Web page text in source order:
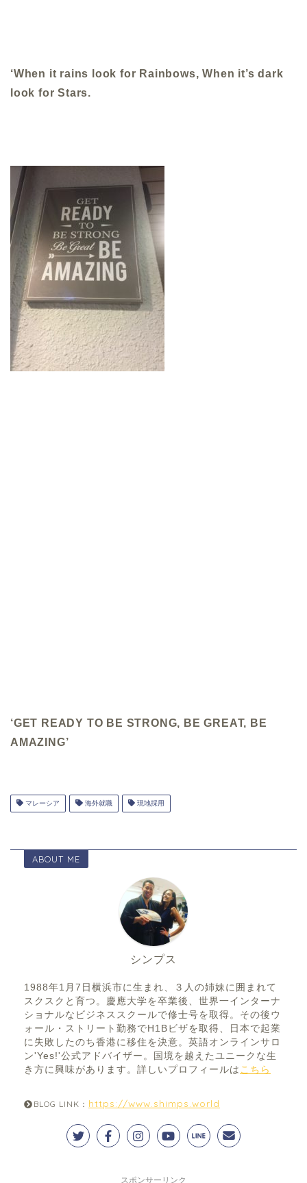
‘When it rains look for Rainbows, When it’s dark
look for Stars.
‘GET READY TO BE STRONG, BE GREAT, BE
AMAZING’
マレーシア 海外就職 現地採用
ABOUT ME
シンプス
1988年1月7日横浜市に生まれ、３人の姉妹に囲まれて
スクスクと育つ。慶應大学を卒業後、世界一インターナ
ショナルなビジネススクールで修士号を取得。その後ウ
ォール・ストリート勤務でH1Bビザを取得、日本で起業
に失敗したのち香港に移住を決意。英語オンラインサロ
ン'Yes!'公式アドバイザー。国境を越えたユニークな生
き方に興味があります。詳しいプロフィールは こちら
BLOG LINK： https://www.shimps.world
スポンサーリンク